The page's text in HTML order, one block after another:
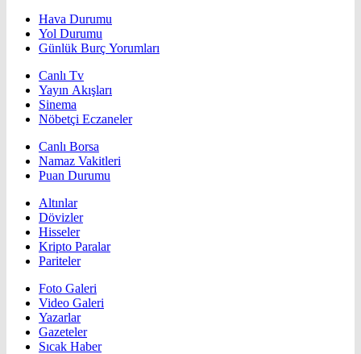
Hava Durumu
Yol Durumu
Günlük Burç Yorumları
Canlı Tv
Yayın Akışları
Sinema
Nöbetçi Eczaneler
Canlı Borsa
Namaz Vakitleri
Puan Durumu
Altınlar
Dövizler
Hisseler
Kripto Paralar
Pariteler
Foto Galeri
Video Galeri
Yazarlar
Gazeteler
Sıcak Haber